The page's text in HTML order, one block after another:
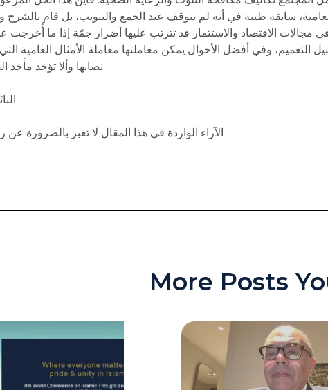
سابقة طيبة في أنه لم يتوقف عند الجمع والتبويب، بل قام بالشرح
مجالات الاقتصاد والاستثمار قد تترتب عليها أضرار جمّة إذا ما أُخرجت
وفي أفضل الأحوال يمكن معاملتها معاملة الأمثال العامية
نصابها وألا تؤخذ مأخذ الجد إلا بعد اختبارها.
*
* الآراء الواردة في هذا المقال لا تعبر بالضرورة عن
More Posts